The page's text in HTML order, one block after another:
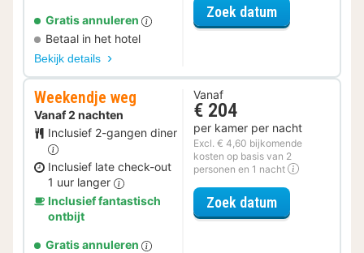
Gratis annuleren
Betaal in het hotel
Bekijk details
Zoek datumvoor Early
Weekendje weg
Vanaf 2 nachten
Inclusief 2-gangen diner
Inclusief late check-out
1 uur langer
Inclusief fantastisch
ontbijt
Gratis annuleren
Vanaf
€ 204
per kamer per nacht
Excl. € 4,60 bijkomende
kosten op basis van 2
personen en 1 nacht
Zoek datumvoor